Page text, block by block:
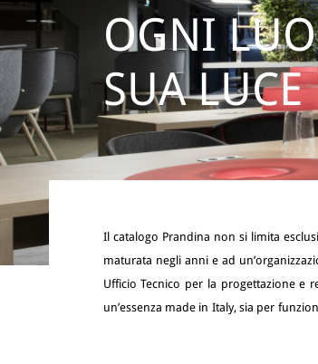
OGNI
SUA LUCE
Il catalogo Prandina non si limita
maturata negli anni e ad
Ufficio Tecnico per la progettazione e
un’essenza made in Italy, sia per
le richieste cambiano molto